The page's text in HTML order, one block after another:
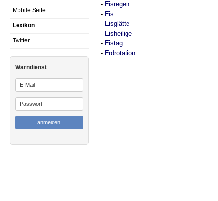
Mobile Seite
Lexikon
Twitter
Warndienst
- Eisregen
- Eis
- Eisglätte
- Eisheilige
- Eistag
- Erdrotation